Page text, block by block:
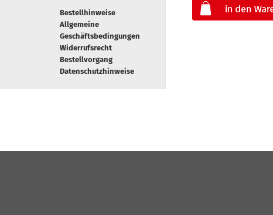
Bestellhinweise
Allgemeine
Geschäftsbedingungen
Widerrufsrecht
Bestellvorgang
Datenschutzhinweise